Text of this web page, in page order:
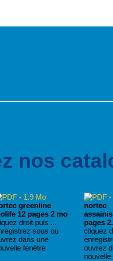
nos
greenline
12 pages 2 mo
droit puis ...
sous ou
dans une
fenêtre
nortec
pages
cliquez
ouvrez